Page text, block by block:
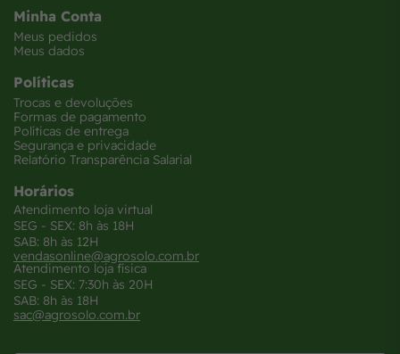
Minha Conta
Meus pedidos
Meus dados
Políticas
Trocas e devoluções
Formas de pagamento
Políticas de entrega
Segurança e privacidade
Relatório Transparência Salarial
Horários
Atendimento loja virtual
SEG - SEX: 8h às 18H
SAB: 8h às 12H
vendasonline@agrosolo.com.br
Atendimento loja física
SEG - SEX: 7:30h às 20H
SAB: 8h às 18H
sac@agrosolo.com.br